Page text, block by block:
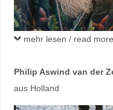
mehr lesen / read more
Philip Aswind van der
aus Holland